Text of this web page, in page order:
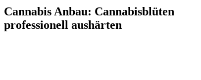
Cannabis Anbau: Cannabisblüten
professionell aushärten